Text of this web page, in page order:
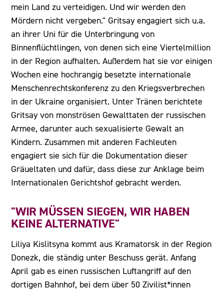
mein Land zu verteidigen. Und wir werden den
Mördern nicht vergeben." Gritsay engagiert sich u.a.
an ihrer Uni für die Unterbringung von
Binnenflüchtlingen, von denen sich eine Viertelmillion
in der Region aufhalten. Außerdem hat sie vor einigen
Wochen eine hochrangig besetzte internationale
Menschenrechtskonferenz zu den Kriegsverbrechen
in der Ukraine organisiert. Unter Tränen berichtete
Gritsay von monströsen Gewalttaten der russischen
Armee, darunter auch sexualisierte Gewalt an
Kindern. Zusammen mit anderen Fachleuten
engagiert sie sich für die Dokumentation dieser
Gräueltaten und dafür, dass diese zur Anklage beim
Internationalen Gerichtshof gebracht werden.
"WIR MÜSSEN SIEGEN, WIR HABEN
KEINE ALTERNATIVE"
Liliya Kislitsyna kommt aus Kramatorsk in der Region
Donezk, die ständig unter Beschuss gerät. Anfang
April gab es einen russischen Luftangriff auf den
dortigen Bahnhof, bei dem über 50 Zivilist*innen